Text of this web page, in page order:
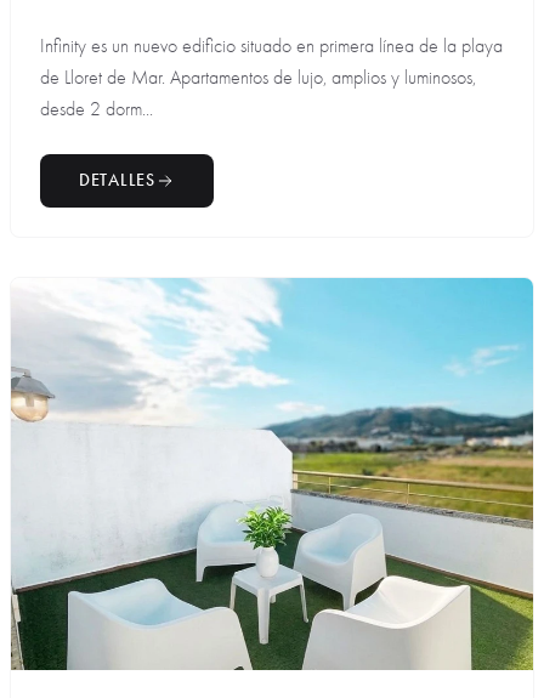
Infinity es un nuevo edificio situado en primera línea de la playa
de Lloret de Mar. Apartamentos de lujo, amplios y luminosos,
desde 2 dorm...
DETALLES